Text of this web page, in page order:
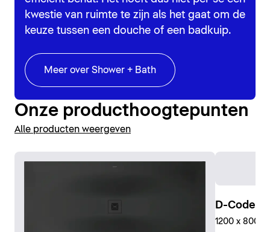
kwestie van ruimte te zijn als het gaat om de
keuze tussen een douche of een badkuip.
Meer over Shower + Bath
Onze producthoogtepunten
Alle producten weergeven
D-Code
1200 x 800